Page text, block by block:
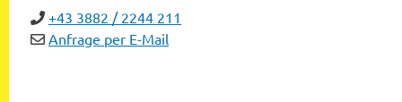
+43 3882 / 2244 211
Anfrage per E-Mail